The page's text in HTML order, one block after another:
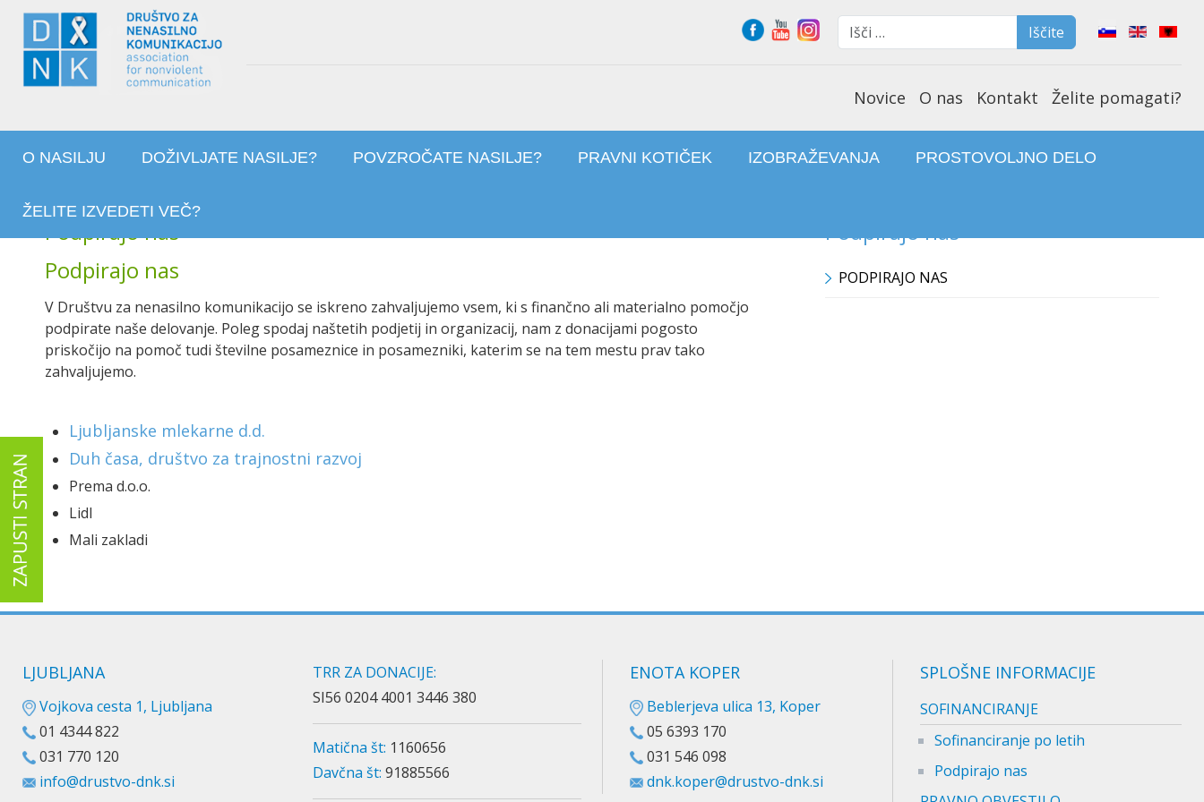
Select your
Iščite
Iščite
Novice O nas Kontakt Želite pomagati?
O NASILJU DOŽIVLJATE NASILJE? POVZROČATE NASILJE? PRAVNI KOTIČEK IZOBRAŽEVANJA PROSTOVOLJNO DELO
ŽELITE IZVEDETI VEČ?
Podpirajo nas
Podpirajo nas
V Društvu za nenasilno komunikacijo se iskreno zahvaljujemo vsem, ki s finančno ali materialno pomočjo
podpirate naše delovanje. Poleg spodaj naštetih podjetij in organizacij, nam z donacijami pogosto
priskočijo na pomoč tudi številne posameznice in posamezniki, katerim se na tem mestu prav tako
zahvaljujemo.
Ljubljanske mlekarne d.d.
Duh časa, društvo za trajnostni razvoj
Prema d.o.o.
Lidl
Mali zakladi
Podpirajo nas
PODPIRAJO NAS
LJUBLJANA
Vojkova cesta 1, Ljubljana
01 4344 822
031 770 120
info@drustvo-dnk.si
TRR ZA DONACIJE:
SI56 0204 4001 3446 380
Matična št: 1160656
Davčna št: 91885566
ENOTA KOPER
Beblerjeva ulica 13, Koper
05 6393 170
031 546 098
dnk.koper@drustvo-dnk.si
SPLOŠNE INFORMACIJE
SOFINANCIRANJE
Sofinanciranje po letih
Podpirajo nas